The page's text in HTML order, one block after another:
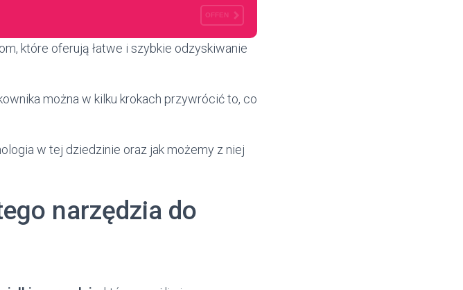
OFFEN
które oferują łatwe i szybkie odzyskiwanie
można w kilku krokach przywrócić to, co
w tej dziedzinie oraz jak możemy z niej
narzędzia do